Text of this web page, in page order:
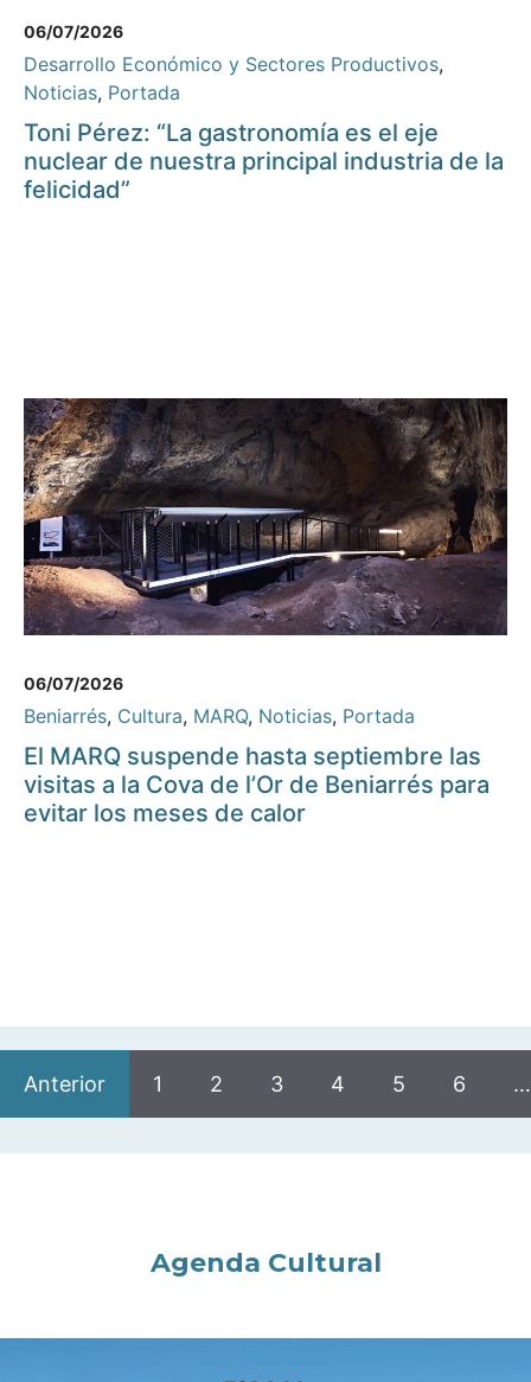
06/07/2026
Desarrollo Económico y Sectores Productivos,
Noticias, Portada
Toni Pérez: “La gastronomía es el eje
nuclear de nuestra principal industria de la
felicidad”
06/07/2026
Beniarrés, Cultura, MARQ, Noticias, Portada
El MARQ suspende hasta septiembre las
visitas a la Cova de l’Or de Beniarrés para
evitar los meses de calor
Anterior 1 2 3 4 5 6 …
Agenda Cultural